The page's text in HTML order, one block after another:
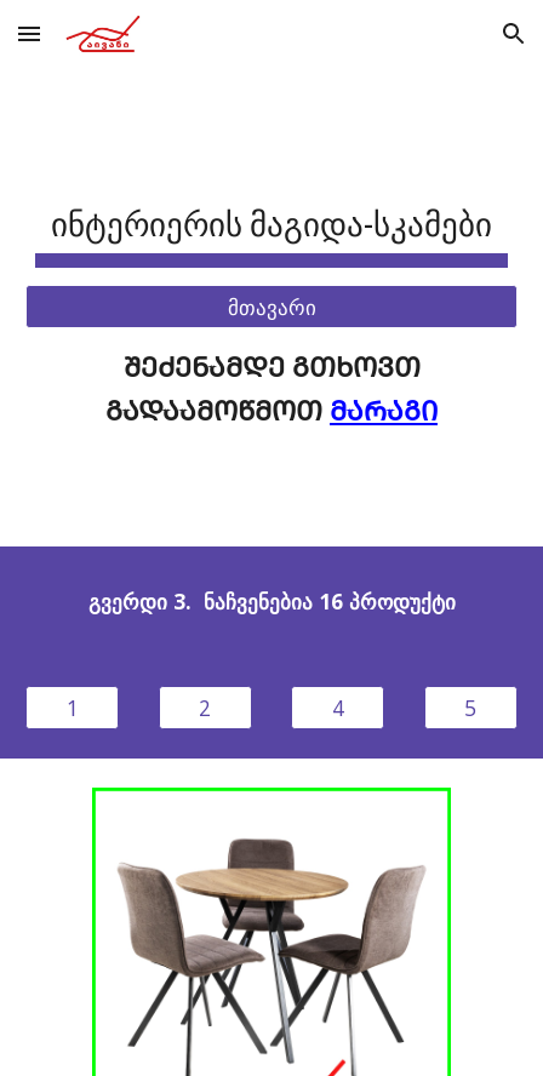
Skip to main content Skip to navigation
ᲘᲜᲢᲔᲠᲘᲔᲠᲘᲡ ᲛᲐᲒᲘᲓᲐ-ᲡᲙᲐᲛᲔᲑᲘ
მთავარი
ᲨᲔᲫᲔᲜᲐᲛᲓᲔ ᲒᲗᲮᲝᲕᲗ
ᲒᲐᲓᲐᲐᲛᲝᲬᲛᲝᲗ ᲛᲐᲠᲐᲒᲘ
გვერდი 3. ნაჩვენებია 16პროდუქტი
1 2 4 5